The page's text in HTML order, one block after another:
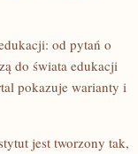
od pytań o
do świata edukacji
pokazuje warianty i
jest tworzony tak,